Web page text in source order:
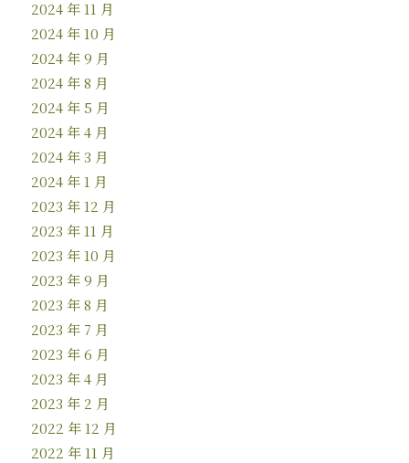
2024 年 11 月
2024 年 10 月
2024 年 9 月
2024 年 8 月
2024 年 5 月
2024 年 4 月
2024 年 3 月
2024 年 1 月
2023 年 12 月
2023 年 11 月
2023 年 10 月
2023 年 9 月
2023 年 8 月
2023 年 7 月
2023 年 6 月
2023 年 4 月
2023 年 2 月
2022 年 12 月
2022 年 11 月